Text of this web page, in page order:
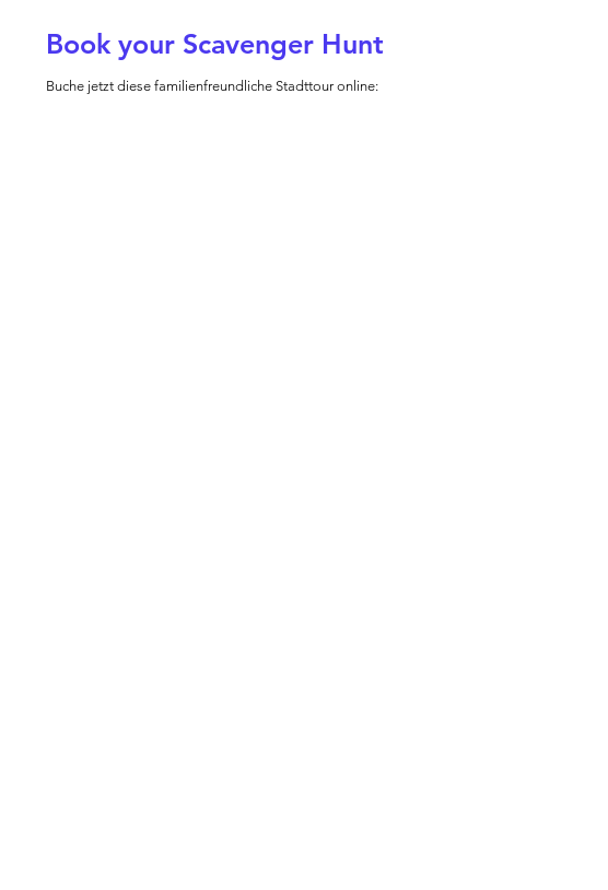
Book your Scavenger Hunt
Buche jetzt diese familienfreundliche Stadttour online: